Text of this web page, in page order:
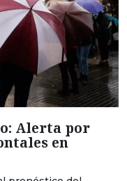
Alerta por
en